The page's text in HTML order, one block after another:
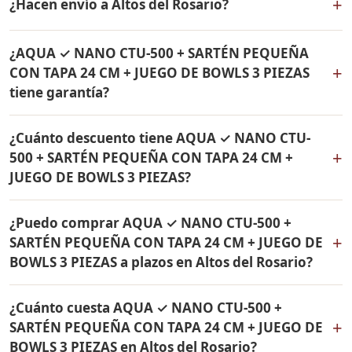
24 CM + JUEGO DE BOWLS 3 PIEZAS incluye: Filtro de
agua Rena Ware + Bowls Rena Ware + Sartén con tapa
de 24 cm Rena Ware. Todos los productos son
originales Rena Ware con garantía de por vida.
¿Hacen envío a Altos del Rosario?
SARTÉN PEQUEÑA CON TAPA 24 CM + JUEGO DE BOWLS
3 PIEZAS a Altos del Rosario, Bolívar y a todo Colombia.
El pago es contra entrega.
¿AQUA ✓ NANO CTU-500 + SARTÉN PEQUEÑA
CON TAPA 24 CM + JUEGO DE BOWLS 3 PIEZAS
tiene garantía?
+
CTU-500 + SARTÉN PEQUEÑA CON TAPA 24 CM + JUEGO
DE BOWLS 3 PIEZAS tienen garantía de por vida contra
defectos de fabricación. Son productos originales Rena
Ware fabricados en acero inoxidable quirúrgico 18/10.
¿Cuánto descuento tiene AQUA ✓ NANO CTU-
500 + SARTÉN PEQUEÑA CON TAPA 24 CM +
JUEGO DE BOWLS 3 PIEZAS?
+
24 CM + JUEGO DE BOWLS 3 PIEZAS tiene un 38% de
descuento. Contáctame por WhatsApp para conocer el
precio actual. Aplica para Altos del Rosario y todo
Colombia.
¿Puedo comprar AQUA ✓ NANO CTU-500 +
SARTÉN PEQUEÑA CON TAPA 24 CM + JUEGO DE
BOWLS 3 PIEZAS a plazos en Altos del Rosario?
+
PEQUEÑA CON TAPA 24 CM + JUEGO DE BOWLS 3
PIEZAS con solo el 10% de inicial y pagar en cuotas
¿Cuánto cuesta AQUA ✓ NANO CTU-500 +
SARTÉN PEQUEÑA CON TAPA 24 CM + JUEGO DE
BOWLS 3 PIEZAS en Altos del Rosario?
+